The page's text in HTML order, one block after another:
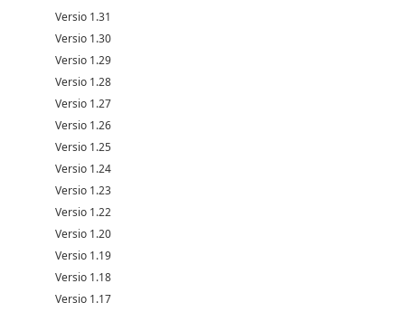
Versio 1.31
Versio 1.30
Versio 1.29
Versio 1.28
Versio 1.27
Versio 1.26
Versio 1.25
Versio 1.24
Versio 1.23
Versio 1.22
Versio 1.20
Versio 1.19
Versio 1.18
Versio 1.17